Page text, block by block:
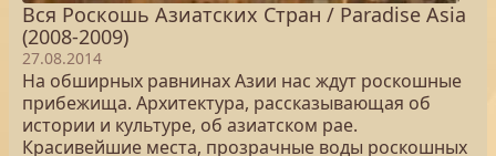
Вся Роскошь Азиатских Стран / Paradise Asia
(2008-2009)
27.08.2014
На обширных равнинах Азии нас ждут роскошные
прибежища. Архитектура, рассказывающая об
истории и культуре, об азиатском рае.
Красивейшие места, прозрачные воды роскошных